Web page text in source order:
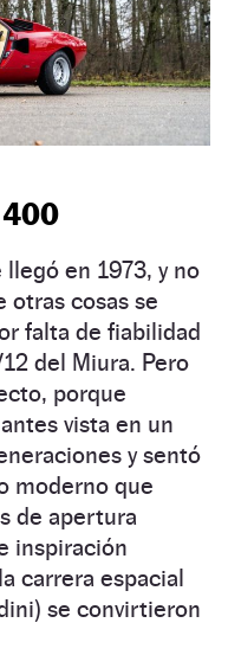
en 1973, y no
otras cosas se
falta de fiabilidad
del Miura. Pero
porque
vista en un
y sentó
moderno que
de apertura
inspiración
carrera espacial
se convirtieron